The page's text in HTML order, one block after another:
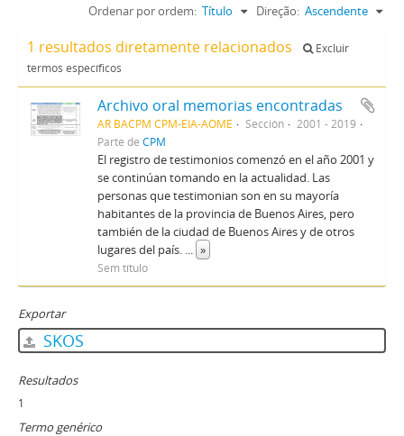
Ordenar por ordem: Título Direção: Ascendente
1 resultados diretamente relacionados
Excluir
termos específicos
Archivo oral memorias encontradas
AR BACPM CPM-EIA-AOME Sección
2001 - 2019
Parte de CPM
El registro de testimonios comenzó en el año 2001 y
se continúan tomando en la actualidad. Las
personas que testimonian son en su mayoría
habitantes de la provincia de Buenos Aires, pero
también de la ciudad de Buenos Aires y de otros
lugares del país. ... »
Sem título
Exportar
SKOS
Resultados
1
Termo genérico